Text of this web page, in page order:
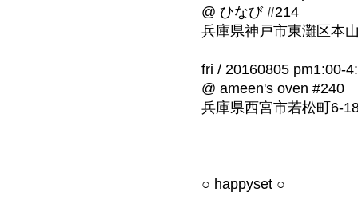
@ ひなび #214
兵庫県神戸市東灘区本
fri / 20160805 pm1:00-
@ ameen's oven #240
兵庫県西宮市若松町6-
○ happyset ○